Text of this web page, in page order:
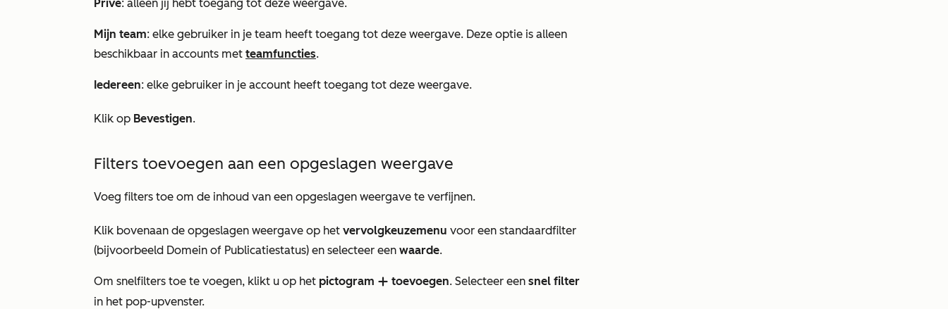
Privé: alleen jij hebt toegang tot deze weergave.
Mijn team: elke gebruiker in je team heeft toegang tot deze weergave. Deze optie is alleen
beschikbaar in accounts met teamfuncties.
Iedereen: elke gebruiker in je account heeft toegang tot deze weergave.
Klik op Bevestigen.
Filters toevoegen aan een opgeslagen weergave
Voeg filters toe om de inhoud van een opgeslagen weergave te verfijnen.
Klik bovenaan de opgeslagen weergave op het vervolgkeuzemenu voor een standaardfilter
(bijvoorbeeld Domein of Publicatiestatus) en selecteer een waarde.
Om snelfilters toe te voegen, klikt u op het pictogram addIcon toevoegen. Selecteer een snel filter
in het pop-upvenster.